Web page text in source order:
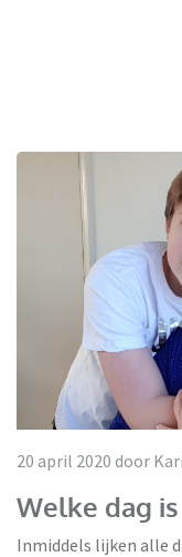
20 april 2020 door
Welke dag
Inmiddels lijken alle